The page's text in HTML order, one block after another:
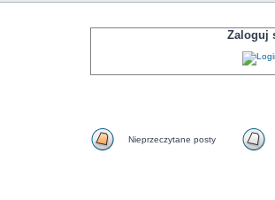
Zaloguj
Nieprzeczytane posty